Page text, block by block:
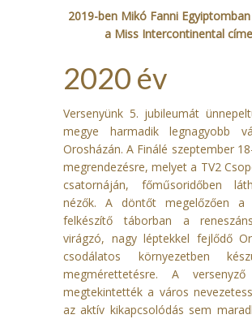
2019-ben Mikó Fanni
a Miss Intercontinental
2020 év
Versenyünk 5. jubileumát
megye harmadik legnagyobb
Orosházán. A Finálé szeptember
megrendezésre, melyet a TV2
csatornáján, főműsoridőben
nézők. A döntőt megelőzően a
felkészítő táborban a
virágzó, nagy léptekkel fejlődő
csodálatos környezetben
megmérettetésre. A
megtekintették a város
az aktív kikapcsolódás sem